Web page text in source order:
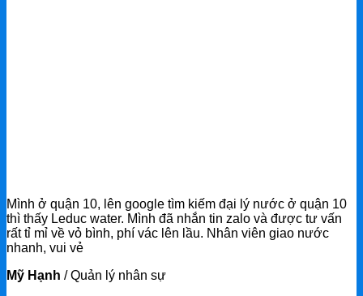
Mình ở quận 10, lên google tìm kiếm đại lý nước ở quận 10
thì thấy Leduc water. Mình đã nhắn tin zalo và được tư vấn
rất tỉ mỉ về vỏ bình, phí vác lên lầu. Nhân viên giao nước
nhanh, vui vẻ
Mỹ Hạnh /Quản lý nhân sự